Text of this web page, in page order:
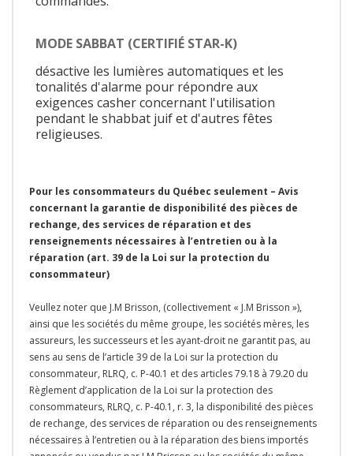
MODE SABBAT (CERTIFIÉ STAR-K)
désactive les lumières automatiques et les
tonalités d'alarme pour répondre aux
exigences casher concernant l'utilisation
pendant le shabbat juif et d'autres fêtes
religieuses.
Pour les consommateurs du Québec seulement – Avis
concernant la garantie de disponibilité des pièces de
rechange, des services de réparation et des
renseignements nécessaires à l’entretien ou à la
réparation (art. 39 de la Loi sur la protection du
consommateur)
Veullez noter que J.M Brisson, (collectivement « J.M Brisson »),
ainsi que les sociétés du même groupe, les sociétés mères, les
assureurs, les successeurs et les ayant-droit ne garantit pas, au
sens au sens de l’article 39 de la Loi sur la protection du
consommateur, RLRQ, c. P-40.1 et des articles 79.18 à 79.20 du
Règlement d’application de la Loi sur la protection des
consommateurs, RLRQ, c. P-40.1, r. 3, la disponibilité des pièces
de rechange, des services de réparation ou des renseignements
nécessaires à l’entretien ou à la réparation des biens importés